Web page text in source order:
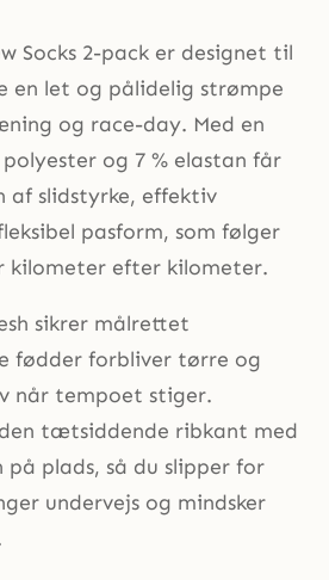
Socks 2-pack er designet til
en let og pålidelig strømpe
og race-day. Med en
og 7 % elastan får
af slidstyrke, effektiv
pasform, som følger
kilometer efter kilometer.
sikrer målrettet
fødder forbliver tørre og
når tempoet stiger.
tætsiddende ribkant med
plads, så du slipper for
undervejs og mindsker